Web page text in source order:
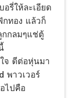
รี่​ให้ละเอียด
กทอง แล้วก็
กกลมๆแช่ตู้
จ ดีต่อหุ่นมา
พาวเวอร์
ไปคือ